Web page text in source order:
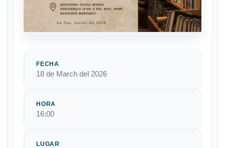
FECHA
18 de March del 2026
HORA
16:00
LUGAR